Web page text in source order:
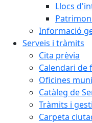
Llocs
Informació
Serveis i tràmits
Cita prèvia
Calendari de
Oficines
Catàleg de
Tràmits i
Carpeta